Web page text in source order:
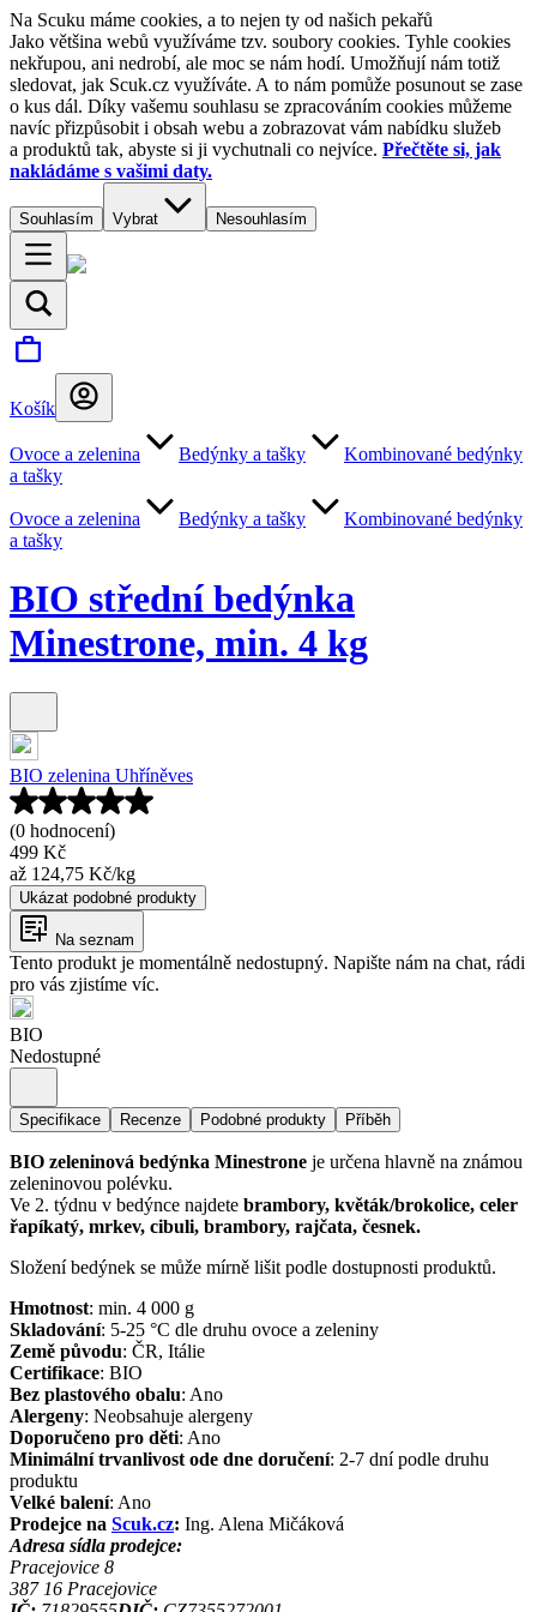
Na Scuku máme cookies, a to nejen ty od našich pekařů
Jako většina webů využíváme tzv. soubory cookies. Tyhle cookies
nekřupou, ani nedrobí, ale moc se nám hodí. Umožňují nám totiž
sledovat, jak Scuk.cz využíváte. A to nám pomůže posunout se zase
o kus dál. Díky vašemu souhlasu se zpracováním cookies můžeme
navíc přizpůsobit i obsah webu a zobrazovat vám nabídku služeb
a produktů tak, abyste si ji vychutnali co nejvíce. Přečtěte si, jak
nakládáme s vašimi daty.
Souhlasím Vybrat Nesouhlasím
Košík
Ovoce a zelenina Bedýnky a tašky
Kombinované bedýnky
a tašky
Ovoce a zelenina Bedýnky a tašky
Kombinované bedýnky
a tašky
BIO střední bedýnka
Minestrone, min. 4 kg
BIO zelenina Uhříněves
(0 hodnocení)
499 Kč
až 124,75 Kč/kg
Ukázat podobné produkty
Na seznam
Tento produkt je momentálně nedostupný. Napište nám na chat, rádi
pro vás zjistíme víc.
BIO
Nedostupné
Specifikace Recenze Podobné produkty Příběh
BIO zeleninová bedýnka Minestrone je určena hlavně na známou
zeleninovou polévku.
Ve 2. týdnu v bedýnce najdete brambory, květák/brokolice, celer
řapíkatý, mrkev, cibuli, brambory, rajčata, česnek.
Složení bedýnek se může mírně lišit podle dostupnosti produktů.
Hmotnost: min. 4 000 g
Skladování: 5-25 °C dle druhu ovoce a zeleniny
Země původu: ČR, Itálie
Certifikace: BIO
Bez plastového obalu: Ano
Alergeny: Neobsahuje alergeny
Doporučeno pro děti: Ano
Minimální trvanlivost ode dne doručení: 2-7 dní podle druhu
produktu
Velké balení: Ano
Prodejce na Scuk.cz: Ing. Alena Mičáková
Adresa sídla prodejce:
Pracejovice 8
387 16 Pracejovice